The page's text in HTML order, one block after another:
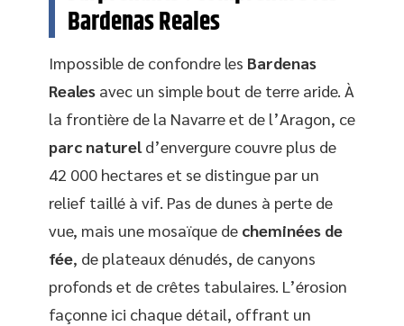
Bardenas Reales
Impossible de confondre les Bardenas
Reales avec un simple bout de terre aride. À
la frontière de la Navarre et de l’Aragon, ce
parc naturel d’envergure couvre plus de
42 000 hectares et se distingue par un
relief taillé à vif. Pas de dunes à perte de
vue, mais une mosaïque de cheminées de
fée, de plateaux dénudés, de canyons
profonds et de crêtes tabulaires. L’érosion
façonne ici chaque détail, offrant un